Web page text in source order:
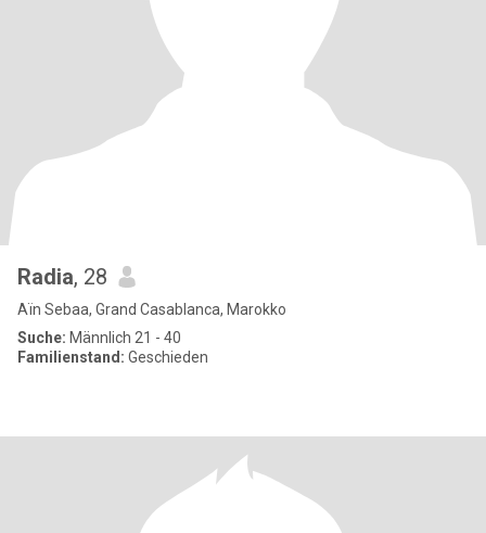
Radia, 28
Aïn Sebaa, Grand Casablanca, Marokko
Suche: Männlich 21 - 40
Familienstand: Geschieden